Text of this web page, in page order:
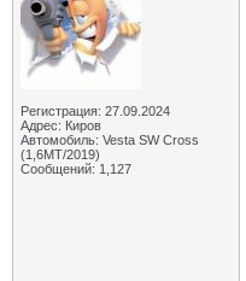
Регистрация: 27.09.2024
Адрес: Киров
Автомобиль: Vesta SW Cross
(1,6МТ/2019)
Сообщений: 1,127